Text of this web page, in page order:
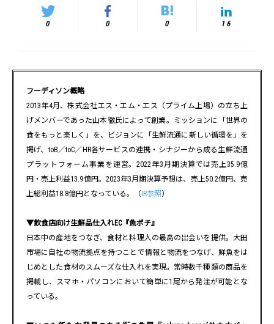
0 0 0 16
フーディソン概略
2013年4月、株式会社エス・エム・エス（プライム上場）の立ち上
げメンバーであった山本徹氏によって創業。ミッションに「世界の
食をもっと楽しく」を、ビジョンに「生鮮流通に新しい循環を」を
掲げ、toB／toC／HR各サービスの連携・シナジーから成る生鮮流通
プラットフォーム事業を運営。2022年3月期決算では売上35.9億
円・売上利益13.9億円。2023年3月期決算予想は、売上50.2億円、売
上総利益18.8億円となっている。（ IR参照）
▼飲食店向け生鮮品仕入れEC『魚ポチ』
日本中の産地をつなぎ、食材と料理人の最高の出会いを提供。大田
市場に自社の物流拠点を持つことで情報と物流をつなげ、鮮魚をは
じめとした食材のスムーズな仕入れを実現。常時数千種類の商品を
掲載し、スマホ・パソコンにおいて簡単に1尾から発注が可能とな
っている。